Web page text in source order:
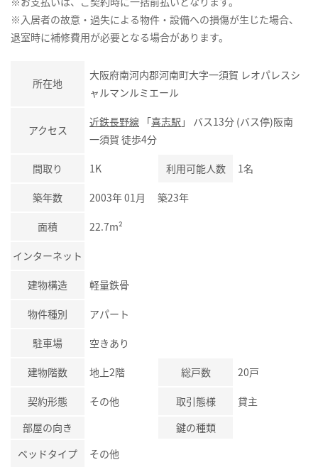
※入居者の故意・過失による物件・設備への損傷が生じた場合、
退室時に補修費用が必要となる場合があります。
所在地
大阪府南河内郡河南町大字一須賀 レオパレスシ
ャルマンルミエール
アクセス
近鉄長野線 「喜志駅 」 バス13分 (バス停)阪南
一須賀 徒歩4分
間取り 1K 利用可能人数 1名
築年数 2003年 01月 築23年
面積 22.7m²
インターネット
建物構造 軽量鉄骨
物件種別 アパート
駐車場 空きあり
建物階数 地上2階 総戸数 20戸
契約形態 その他 取引態様
貸主
部屋の向き
鍵の種類
ベッドタイプ
その他